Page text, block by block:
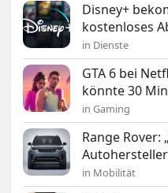
Disney+
kostenloses
in Dienste
GTA 6 bei
könnte 30
in Gaming
Range
in Mobilität